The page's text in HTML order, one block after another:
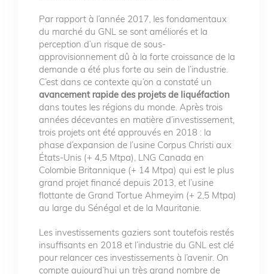
Par rapport à l’année 2017, les fondamentaux
du marché du GNL se sont améliorés et la
perception d’un risque de sous-
approvisionnement dû à la forte croissance de la
demande a été plus forte au sein de l’industrie.
C’est dans ce contexte qu’on a constaté un
avancement rapide des projets de liquéfaction
dans toutes les régions du monde. Après trois
années décevantes en matière d’investissement,
trois projets ont été approuvés en 2018 : la
phase d’expansion de l’usine Corpus Christi aux
États-Unis (+ 4,5 Mtpa), LNG Canada en
Colombie Britannique (+ 14 Mtpa) qui est le plus
grand projet financé depuis 2013, et l’usine
flottante de Grand Tortue Ahmeyim (+ 2,5 Mtpa)
au large du Sénégal et de la Mauritanie.
Les investissements gaziers sont toutefois restés
insuffisants en 2018 et l’industrie du GNL est clé
pour relancer ces investissements à l’avenir. On
compte aujourd’hui un très grand nombre de